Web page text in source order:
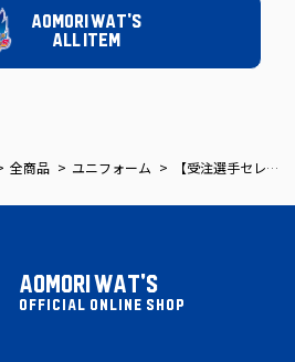
AOMORI WAT'S
ALL ITEM
全商品 ユニフォーム 【受注選手セレクトHOME】2026-27シーズン 青森ワッツオーセンティックユニフォーム
AOMORI WAT'S
OFFICIAL ONLINE SHOP